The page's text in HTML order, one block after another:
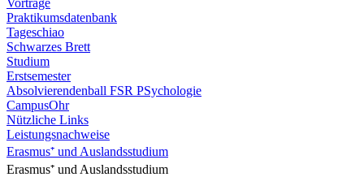
Vorträge
Praktikumsdatenbank
Tageschiao
Schwarzes Brett
Studium
Erstsemester
Absolvierendenball FSR PSychologie
CampusOhr
Nützliche Links
Leistungsnachweise
Erasmus⁺ und Auslandsstudium
Erasmus⁺ und Auslandsstudium